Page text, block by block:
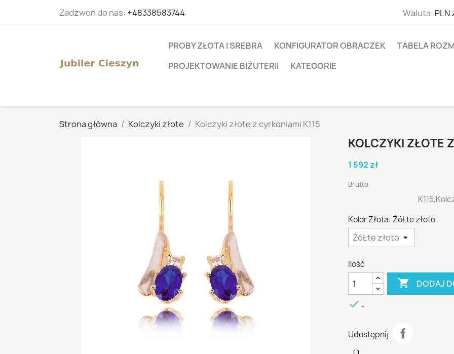
Zadzwoń do nas: +48338583744 Waluta: PLN
PROBY ZŁOTA I SREBRA KONFIGURATOR OBRACZEK
TABELA
PROJEKTOWANIE BIŻUTERII
KATEGORIE
Strona główna Kolczyki złote Kolczyki złote z cyrkoniami K115
KOLCZYKI ZŁOTE
1 592 zł
Brutto
Kolor Złota: ŻóŁte złoto
Ilość
 DODAJ
 .
Udostępnij